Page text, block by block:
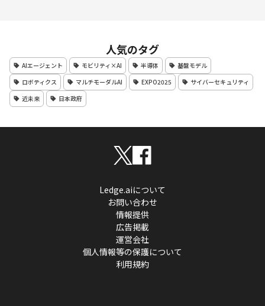
人気のタグ
AIエージェント モビリティ×AI 半導体
基盤モデル
ロボティクス
マルチモーダルAI EXPO2025
サイバーセキュリティ
近未来
日本政府
Ledge.aiについて
お問い合わせ
情報提供
広告掲載
運営会社
個人情報等の保護について
利用規約